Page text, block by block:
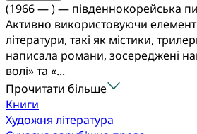
(1966 — ) — південнокорейська
Активно використовуючи
літератури, такі як містики,
написала романи, зосереджені
волі» та «...
Прочитати більше
Книги
Художня література